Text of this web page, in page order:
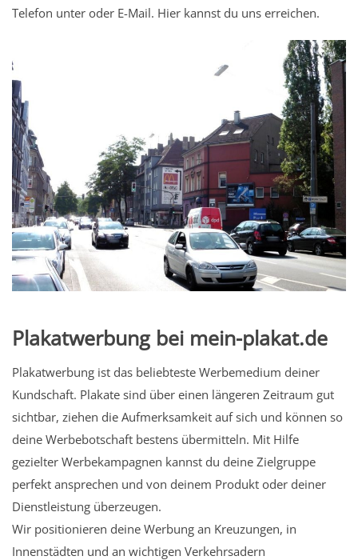
Telefon unter oder E-Mail. Hier kannst du uns erreichen.
Plakatwerbung bei mein-plakat.de
Plakatwerbung ist das beliebteste Werbemedium deiner
Kundschaft. Plakate sind über einen längeren Zeitraum gut
sichtbar, ziehen die Aufmerksamkeit auf sich und können so
deine Werbebotschaft bestens übermitteln. Mit Hilfe
gezielter Werbekampagnen kannst du deine Zielgruppe
perfekt ansprechen und von deinem Produkt oder deiner
Dienstleistung überzeugen.
Wir positionieren deine Werbung an Kreuzungen, in
Innenstädten und an wichtigen Verkehrsadern